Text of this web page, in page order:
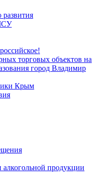
развития
торговых объектов на
город Владимир
Крым
продукции